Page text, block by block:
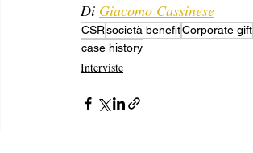
Di Giacomo Cassinese
CSRsocietà benefitCorporate gift
case history
Interviste